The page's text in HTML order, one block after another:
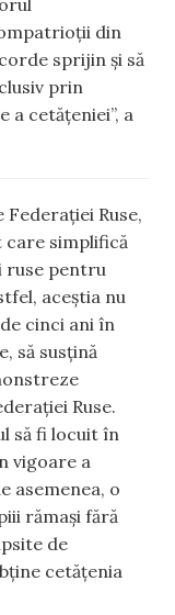
din
sprijin și să
prin
cetățeniei”, a
Federației Ruse,
care simplifică
ruse pentru
aceștia nu
cinci ani în
să susțină
Ruse.
să fi locuit în
vigoare a
asemenea, o
rămași fără
de
cetățenia